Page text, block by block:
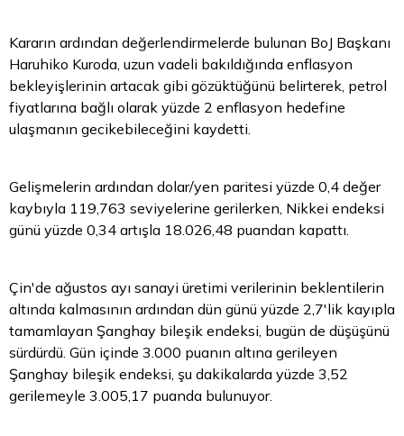
Kararın ardından değerlendirmelerde bulunan BoJ Başkanı
Haruhiko Kuroda, uzun vadeli bakıldığında enflasyon
bekleyişlerinin artacak gibi gözüktüğünü belirterek, petrol
fiyatlarına bağlı olarak yüzde 2 enflasyon hedefine
ulaşmanın gecikebileceğini kaydetti.
Gelişmelerin ardından dolar/yen paritesi yüzde 0,4 değer
kaybıyla 119,763 seviyelerine gerilerken, Nikkei endeksi
günü yüzde 0,34 artışla 18.026,48 puandan kapattı.
Çin'de ağustos ayı sanayi üretimi verilerinin beklentilerin
altında kalmasının ardından dün günü yüzde 2,7'lik kayıpla
tamamlayan Şanghay bileşik endeksi, bugün de düşüşünü
sürdürdü. Gün içinde 3.000 puanın altına gerileyen
Şanghay bileşik endeksi, şu dakikalarda yüzde 3,52
gerilemeyle 3.005,17 puanda bulunuyor.